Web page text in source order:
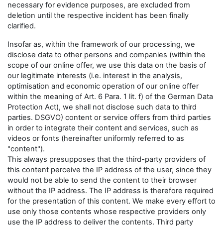
necessary for evidence purposes, are excluded from
deletion until the respective incident has been finally
clarified.
Insofar as, within the framework of our processing, we
disclose data to other persons and companies (within the
scope of our online offer, we use this data on the basis of
our legitimate interests (i.e. interest in the analysis,
optimisation and economic operation of our online offer
within the meaning of Art. 6 Para. 1 lit. f) of the German Data
Protection Act), we shall not disclose such data to third
parties. DSGVO) content or service offers from third parties
in order to integrate their content and services, such as
videos or fonts (hereinafter uniformly referred to as
"content").
This always presupposes that the third-party providers of
this content perceive the IP address of the user, since they
would not be able to send the content to their browser
without the IP address. The IP address is therefore required
for the presentation of this content. We make every effort to
use only those contents whose respective providers only
use the IP address to deliver the contents. Third party